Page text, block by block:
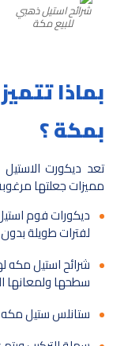
شرائح استيل ذهبي
للبيع مكة
بماذا
بمكة ؟
تعد ديكورت
مميزات جعلتها
ديكورات فوم
لفترات طويلة بدون
شرائح استيل مكه
سطحها ولمعانها
ستانلس ستيل مكه